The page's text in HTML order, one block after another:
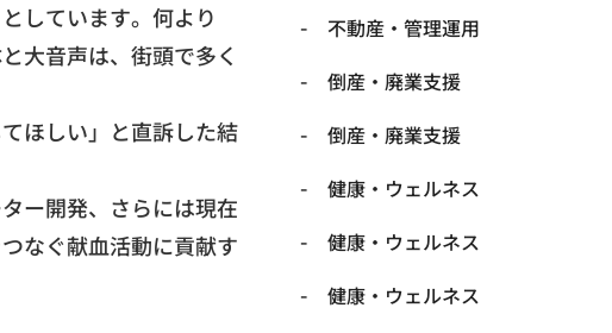
しています。何より
大音声は、 街頭で多く
ほしい」と直訴した結
ー開発、 さらには現在
なぐ献血活動に貢献す
不動産・管理運用
倒産・廃業支援
倒産・廃業支援
健康・ウェルネス
健康・ウェルネス
健康・ウェルネス